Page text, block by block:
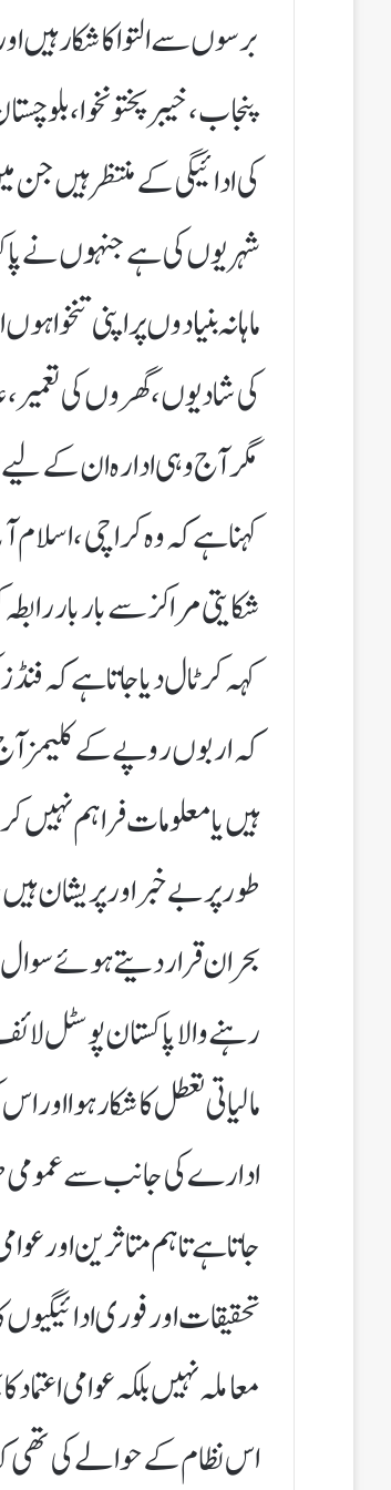
برسوں سے التوا کا شکار
پنجاب، خیبرپختونخوا،
کی ادائیگی کے منتظر ہیں جن
شہریوں کی ہے جنہوں نے
ماہانہ بنیادوں پر اپنی
کی شادیوں، گھروں کی
مگر آج وہی ادارہ ان کے
کہنا ہے کہ وہ کراچی، اسلام
شکایتی مراکز سے بار بار
کہہ کر ٹال دیا جاتا ہے کہ
کہ اربوں روپے کے کلیمز آج
ہیں یا معلومات فراہم
طور پر بے خبر اور پریشان
بحران قرار دیتے ہوئے سوال
رہنے والا پاکستان
مالیاتی تعطل کا شکار ہوا
ادارے کی جانب سے عمومی طور
جاتا ہے تاہم متاثرین
تحقیقات اور فوری
معاملہ نہیں بلکہ عوامی
اس نظام کے حوالے کی تھی